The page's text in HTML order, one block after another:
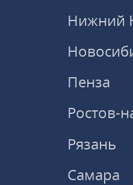
Нижний
Пенза
Ростов-
Рязань
Самара